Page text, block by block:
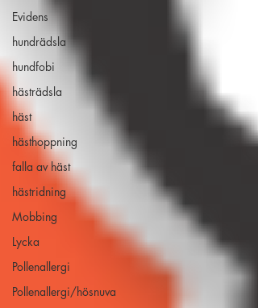
Evidens
hundrädsla
hundfobi
hästrädsla
häst
hästhoppning
falla av häst
hästridning
Mobbing
Lycka
Pollenallergi
Pollenallergi/hösnuva